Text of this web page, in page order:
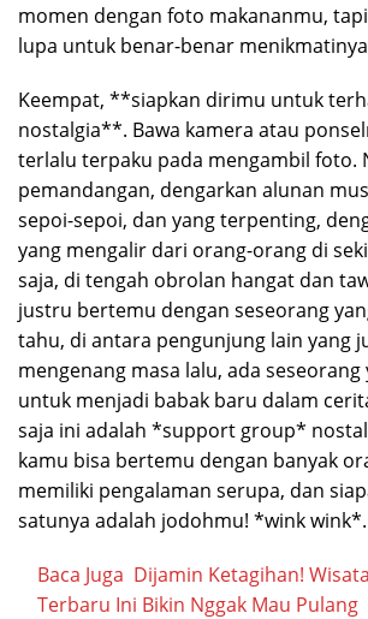
momen dengan foto makananmu,
lupa untuk benar-benar
Keempat, **siapkan dirimu untuk
nostalgia**. Bawa kamera atau
terlalu terpaku pada mengambil foto.
pemandangan, dengarkan alunan
sepoi-sepoi, dan yang terpenting,
yang mengalir dari orang-orang di
saja, di tengah obrolan hangat dan
justru bertemu dengan seseorang
tahu, di antara pengunjung lain yang
mengenang masa lalu, ada
untuk menjadi babak baru dalam
saja ini adalah *support group*
kamu bisa bertemu dengan banyak
memiliki pengalaman serupa, dan
satunya adalah jodohmu! *wink wink*.
Baca Juga Dijamin Ketagihan!
Terbaru Ini Bikin Nggak Mau Pulang